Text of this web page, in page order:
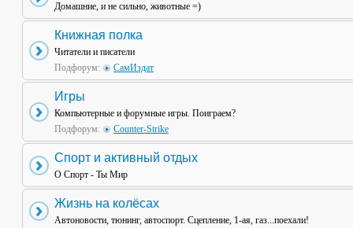
Домашние, и не сильно, животные =)
Книжная полка
Читатели и писатели
Подфорум:
СамИздат
Игры
Компьютерные и форумные игры. Поиграем?
Подфорум:
Counter-Strike
Спорт и активный отдых
О Спорт - Ты Мир
Жизнь на колёсах
Автоновости, тюнинг, автоспорт. Сцепление, 1-ая, газ...поехали!